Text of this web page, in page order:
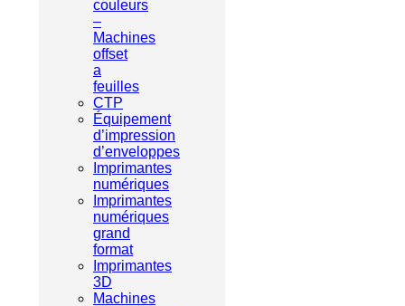
couleurs
–
Machines
offset
a
feuilles
CTP
Équipement
d’impression
d’enveloppes
Imprimantes
numériques
Imprimantes
numériques
grand
format
Imprimantes
3D
Machines